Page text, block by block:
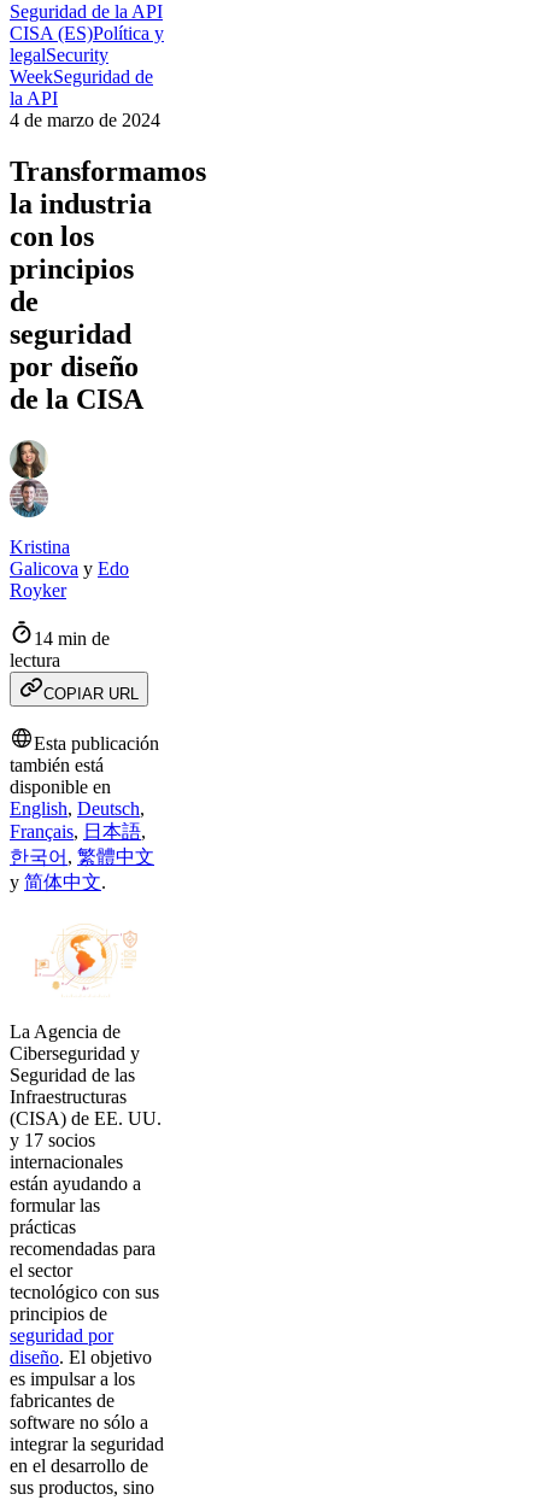
Seguridad de la API
CISA (ES)Política y
legalSecurity
WeekSeguridad de
la API
4 de marzo de 2024
Transformamos
la industria
con los
principios
de
seguridad
por diseño
de la CISA
Kristina
Galicova y Edo
Royker
14 min de
lectura
COPIAR URL
Esta publicación
también está
disponible en
English, Deutsch,
Français, 日本語,
한국어 , 繁體中文
y 简体中文.
La Agencia de
Ciberseguridad y
Seguridad de las
Infraestructuras
(CISA) de EE. UU.
y 17 socios
internacionales
están ayudando a
formular las
prácticas
recomendadas para
el sector
tecnológico con sus
principios de
seguridad por
diseño. El objetivo
es impulsar a los
fabricantes de
software no sólo a
integrar la seguridad
en el desarrollo de
sus productos, sino